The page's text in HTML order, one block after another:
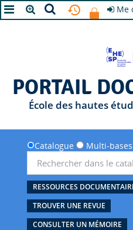
Me
PORTAIL
École des hautes
Catalogue Multi-bases
RESSOURCES
TROUVER UNE REVUE
CONSULTER UN MÉMOIRE